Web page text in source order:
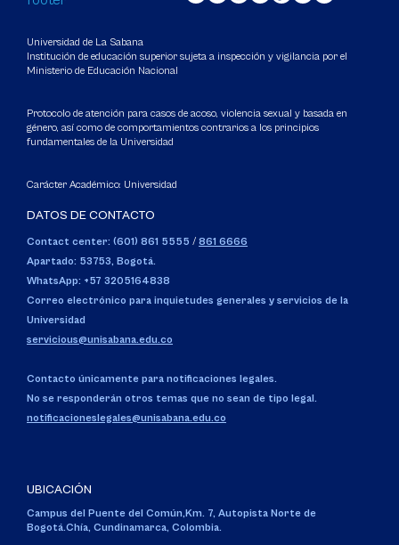
Universidad de La Sabana
Institución de educación superior sujeta a inspección y vigilancia por el
Ministerio de Educación Nacional
Protocolo de atención para casos de acoso, violencia sexual y basada en
género, así como de comportamientos contrarios a los principios
fundamentales de la Universidad
Carácter Académico: Universidad
DATOS DE CONTACTO
Contact center: (601) 861 5555 / 861 6666
Apartado: 53753, Bogotá.
WhatsApp: +57 3205164838
Correo electrónico para inquietudes generales y servicios de la
Universidad
servicious@unisabana.edu.co
Contacto únicamente para notificaciones legales.
No se responderán otros temas que no sean de tipo legal.
notificacioneslegales@unisabana.edu.co
UBICACIÓN
Campus del Puente del Común,Km. 7, Autopista Norte de
Bogotá.Chía, Cundinamarca, Colombia.